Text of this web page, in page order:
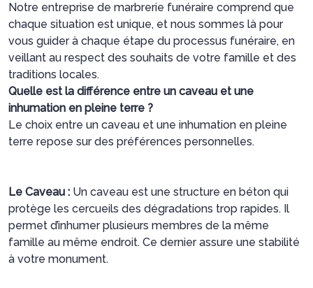
Notre entreprise de marbrerie funéraire comprend que
chaque situation est unique, et nous sommes là pour
vous guider à chaque étape du processus funéraire, en
veillant au respect des souhaits de votre famille et des
traditions locales.
Quelle est la différence entre un caveau et une
inhumation en pleine terre ?
Le choix entre un caveau et une inhumation en pleine
terre repose sur des préférences personnelles.
Le Caveau : Un caveau est une structure en béton qui
protège les cercueils des dégradations trop rapides. Il
permet d’inhumer plusieurs membres de la même
famille au même endroit. Ce dernier assure une stabilité
à votre monument.